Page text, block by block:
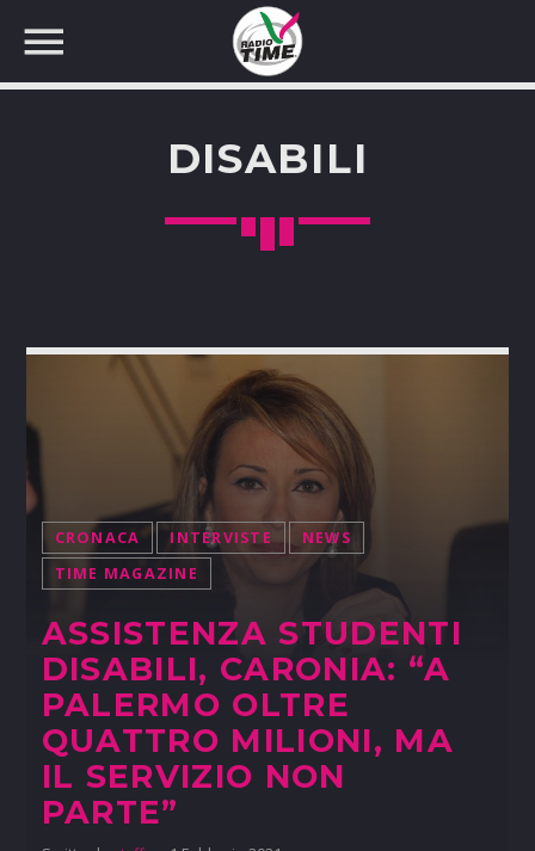
DISABILI
CRONACA INTERVISTE
NEWS
TIME MAGAZINE
ASSISTENZA STUDENTI
DISABILI, CARONIA: “A
PALERMO OLTRE
QUATTRO MILIONI, MA
IL SERVIZIO NON
PARTE”